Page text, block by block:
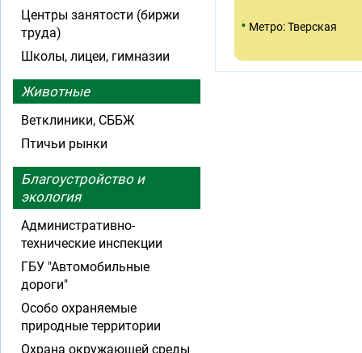
• Метро: Тверская
Центры занятости (биржи
труда)
Школы, лицеи, гимназии
Животные
Ветклиники, СББЖ
Птичьи рынки
Благоустройство и
экология
Административно-
технические инспекции
ГБУ "Автомобильные
дороги"
Особо охраняемые
природные территории
Охрана окружающей среды